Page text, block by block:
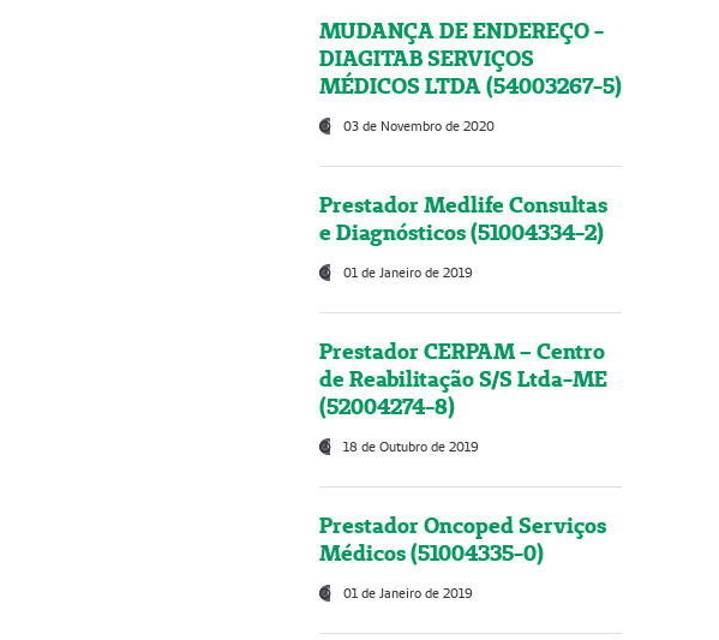
MUDANÇA DE ENDEREÇO -
DIAGITAB SERVIÇOS
MÉDICOS LTDA (54003267-5)
03 de Novembro de 2020
Prestador Medlife Consultas
e Diagnósticos (51004334-2)
01 de Janeiro de 2019
Prestador CERPAM – Centro
de Reabilitação S/S Ltda-ME
(52004274-8)
18 de Outubro de 2019
Prestador Oncoped Serviços
Médicos (51004335-0)
01 de Janeiro de 2019